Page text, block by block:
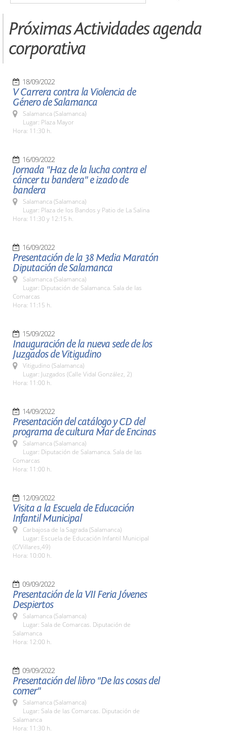
Próximas Actividades agenda
corporativa
18/09/2022
V Carrera contra la Violencia de
Género de Salamanca
Salamanca (Salamanca)
Lugar: Plaza Mayor
Hora: 11:30 h.
16/09/2022
Jornada "Haz de la lucha contra el
cáncer tu bandera" e izado de
bandera
Salamanca (Salamanca)
Lugar: Plaza de los Bandos y Patio de La Salina
Hora: 11:30 y 12:15 h.
16/09/2022
Presentación de la 38 Media Maratón
Diputación de Salamanca
Salamanca (Salamanca)
Lugar: Diputación de Salamanca. Sala de las
Comarcas
Hora: 11:15 h.
15/09/2022
Inauguración de la nueva sede de los
Juzgados de Vitigudino
Vitigudino (Salamanca)
Lugar: Juzgados (Calle Vidal González, 2)
Hora: 11:00 h.
14/09/2022
Presentación del catálogo y CD del
programa de cultura Mar de Encinas
Salamanca (Salamanca)
Lugar: Diputación de Salamanca. Sala de las
Comarcas
Hora: 11:00 h.
12/09/2022
Visita a la Escuela de Educación
Infantil Municipal
Carbajosa de la Sagrada (Salamanca)
Lugar: Escuela de Educación Infantil Municipal
(C/Villares,49)
Hora: 10:00 h.
09/09/2022
Presentación de la VII Feria Jóvenes
Despiertos
Salamanca (Salamanca)
Lugar: Sala de Comarcas. Diputación de
Salamanca
Hora: 12:00 h.
09/09/2022
Presentación del libro "De las cosas del
comer"
Salamanca (Salamanca)
Lugar: Sala de las Comarcas. Diputación de
Salamanca
Hora: 11:30 h.